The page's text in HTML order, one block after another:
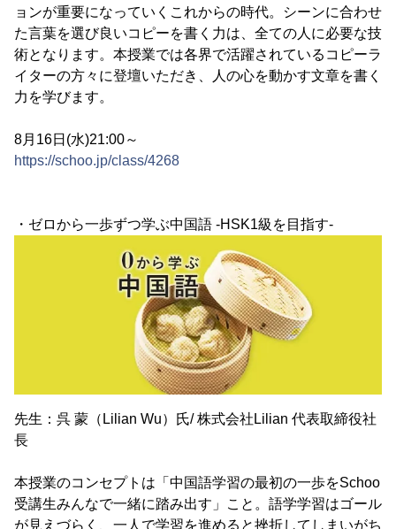
ョンが重要になっていくこれからの時代。シーンに合わせ
た言葉を選び良いコピーを書く力は、全ての人に必要な技
術となります。本授業では各界で活躍されているコピーラ
イターの方々に登壇いただき、人の心を動かす文章を書く
力を学びます。
8月16日(水)21:00～
https://schoo.jp/class/4268
・ゼロから一歩ずつ学ぶ中国語 -HSK1級を目指す-
先生：呉 蒙（Lilian Wu）氏/ 株式会社Lilian 代表取締役社
長
本授業のコンセプトは「中国語学習の最初の一歩をSchoo
受講生みんなで一緒に踏み出す」こと。語学学習はゴール
が見えづらく、一人で学習を進めると挫折してしまいがち